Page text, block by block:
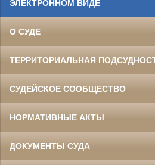
ЭЛЕКТРОННОМ ВИДЕ
О СУДЕ
ТЕРРИТОРИАЛЬНАЯ
СУДЕЙСКОЕ СООБЩЕСТВО
НОРМАТИВНЫЕ АКТЫ
ДОКУМЕНТЫ СУДА